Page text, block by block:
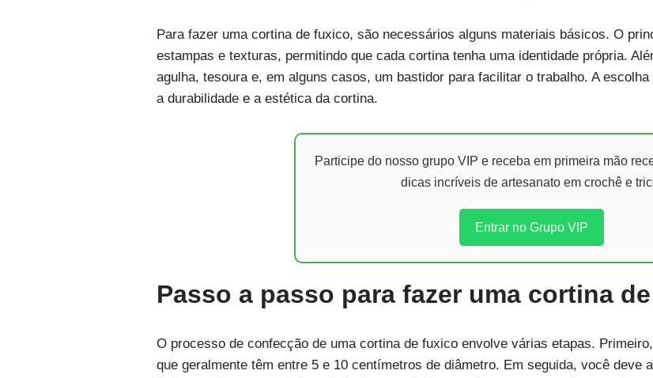
Para fazer uma cortina de fuxico, são necessários alguns materiais básicos. O
estampas e texturas, permitindo que cada cortina tenha uma identidade própria.
agulha, tesoura e, em alguns casos, um bastidor para facilitar o trabalho. A
a durabilidade e a estética da cortina.
Participe do nosso grupo VIP e receba em primeira mão
dicas incríveis de artesanato em crochê e
Entrar no Grupo VIP
Passo a passo para fazer uma cortina
O processo de confecção de uma cortina de fuxico envolve várias etapas.
que geralmente têm entre 5 e 10 centímetros de diâmetro. Em seguida, você deve